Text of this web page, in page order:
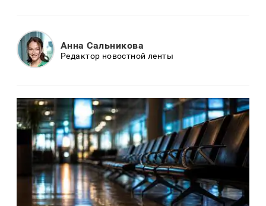
Анна Сальникова
Редактор новостной ленты